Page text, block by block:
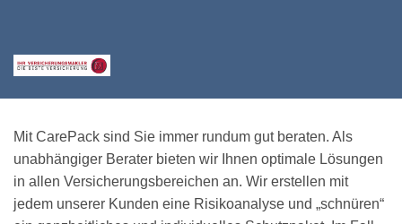
Mit CarePack sind Sie immer rundum gut beraten. Als
unabhängiger Berater bieten wir Ihnen optimale Lösungen
in allen Versicherungsbereichen an. Wir erstellen mit
jedem unserer Kunden eine Risikoanalyse und „schnüren“